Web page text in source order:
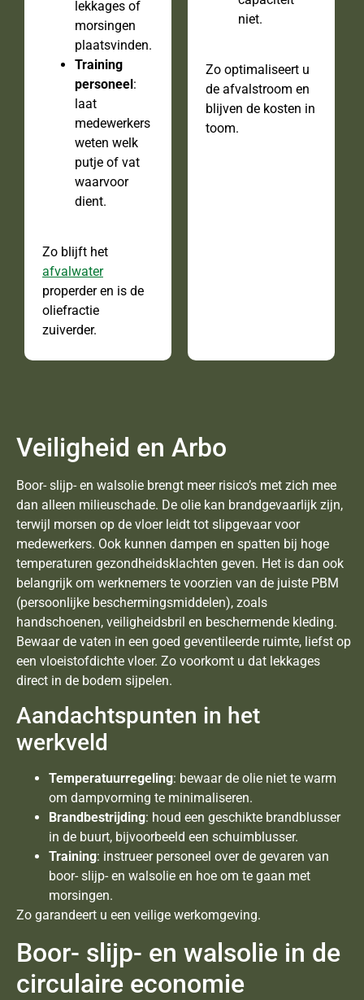
lekkages of
morsingen
plaatsvinden.
Training
personeel:
laat
medewerkers
weten welk
putje of vat
waarvoor
dient.
Zo blijft het
afvalwater
properder en is de
oliefractie
zuiverder.
niet.
Zo optimaliseert u
de afvalstroom en
blijven de kosten in
toom.
Veiligheid en Arbo
Boor- slijp- en walsolie brengt meer risico’s met zich mee
dan alleen milieuschade. De olie kan brandgevaarlijk zijn,
terwijl morsen op de vloer leidt tot slipgevaar voor
medewerkers. Ook kunnen dampen en spatten bij hoge
temperaturen gezondheidsklachten geven. Het is dan ook
belangrijk om werknemers te voorzien van de juiste PBM
(persoonlijke beschermingsmiddelen), zoals
handschoenen, veiligheidsbril en beschermende kleding.
Bewaar de vaten in een goed geventileerde ruimte, liefst op
een vloeistofdichte vloer. Zo voorkomt u dat lekkages
direct in de bodem sijpelen.
Aandachtspunten in het
werkveld
Temperatuurregeling: bewaar de olie niet te warm
om dampvorming te minimaliseren.
Brandbestrijding: houd een geschikte brandblusser
in de buurt, bijvoorbeeld een schuimblusser.
Training: instrueer personeel over de gevaren van
boor- slijp- en walsolie en hoe om te gaan met
morsingen.
Zo garandeert u een veilige werkomgeving.
Boor- slijp- en walsolie in de
circulaire economie